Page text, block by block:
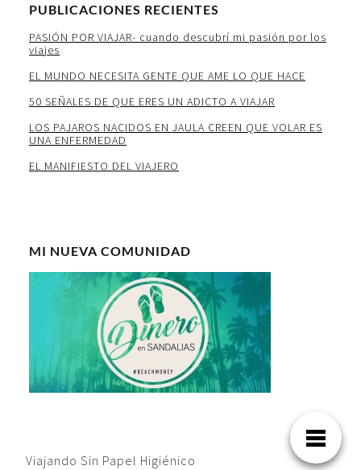
PUBLICACIONES RECIENTES
PASIÓN POR VIAJAR- cuando descubrí mi pasión por los
viajes
EL MUNDO NECESITA GENTE QUE AME LO QUE HACE
50 SEÑALES DE QUE ERES UN ADICTO A VIAJAR
LOS PAJAROS NACIDOS EN JAULA CREEN QUE VOLAR ES
UNA ENFERMEDAD
EL MANIFIESTO DEL VIAJERO
MI NUEVA COMUNIDAD
Viajando Sin Papel Higiénico